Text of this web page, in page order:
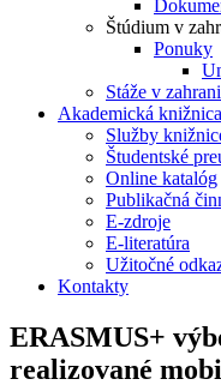
Štúdium v
Ponuky
Stáže v
Akademická knižnica
Služby
Študentské
Online katalóg
Publikačná
E-zdroje
E-literatúra
Užitočné
Kontakty
ERASMUS+
realizované